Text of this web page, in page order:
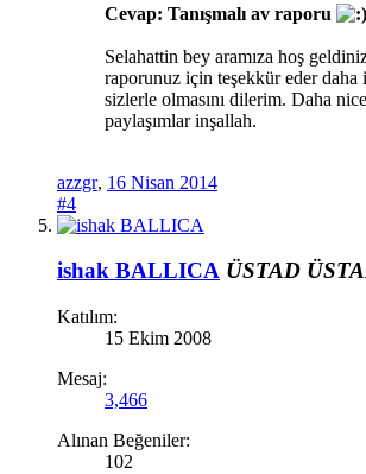
Cevap: Tanışmalı av raporu
Selahattin bey aramıza hoş
raporunuz için teşekkür eder
sizlerle olmasını dilerim. Daha
paylaşımlar inşallah.
azzgr, 16 Nisan 2014
#4
ishak BALLICA ÜSTAD
Katılım:
15 Ekim 2008
Mesaj:
3,466
Alınan Beğeniler:
102